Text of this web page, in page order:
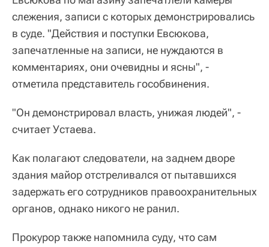
слежения, записи с которых демонстрировались
в суде. "Действия и поступки Евсюкова,
запечатленные на записи, не нуждаются в
комментариях, они очевидны и ясны", -
отметила представитель гособвинения.
"Он демонстрировал власть, унижая людей", -
считает Устаева.
Как полагают следователи, на заднем дворе
здания майор отстреливался от пытавшихся
задержать его сотрудников правоохранительных
органов, однако никого не ранил.
Прокурор также напомнила суду, что сам